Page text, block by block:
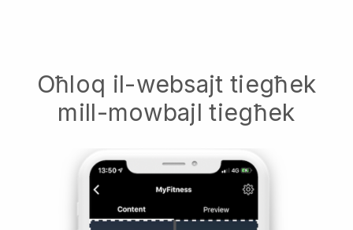
Oħloq il-websajt tiegħek
mill-mowbajl tiegħek